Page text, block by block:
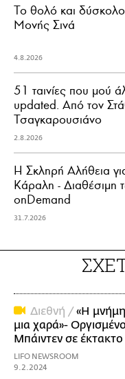
Το θολό και
Μονής Σινά
4.8.2026
51 ταινίες που μού
updated. Aπό τον
Τσαγκαρουσιάνο
2.8.2026
Η Σκληρή Αλήθεια
Κάραλη - Διαθέσιμη
onDemand
31.7.2026
Διεθνή /«Η μνήμη
μια χαρά»-
Μπάιντεν σε
LIFO NEWSROOM
9.2.2024